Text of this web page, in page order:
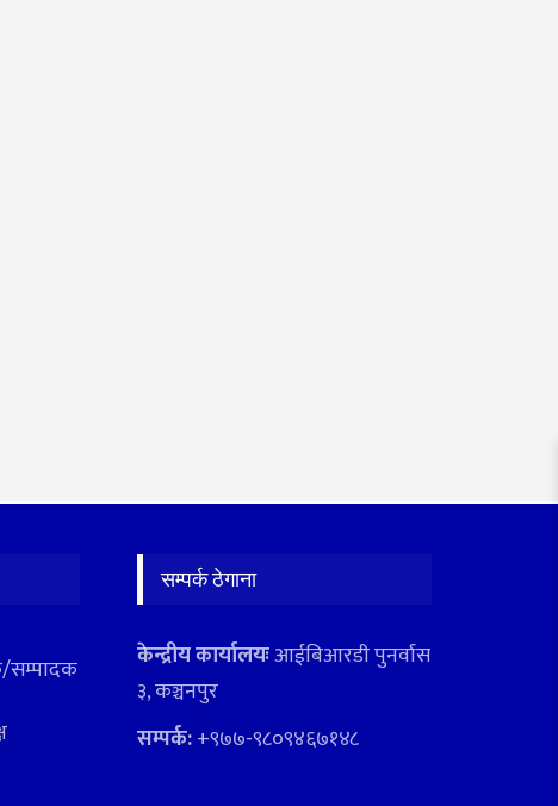
सम्पादक
सम्पर्क ठेगाना
केन्द्रीय कार्यालयःआईबिआरडी पुनर्वास
३, कञ्चनपुर
सम्पर्क:+९७७-९८०९४६७१४८